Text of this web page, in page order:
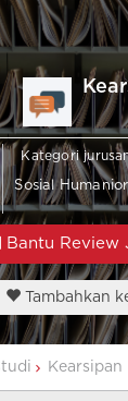
Kategori
Sosial
Bantu Review
Tambahkan
Kearsipan